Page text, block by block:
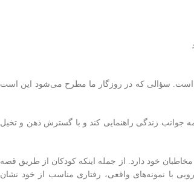
است. سؤالی که در روزگار ما مطرح می‌شود این است
جوانب زندگی راهنمایی کند و با گسترش ذهن و تخیل
خود دارد. از جمله اینکه کودکان از طریق قصه
با نمونه‌های واقعی، رفتاری مناسب از خود نشان